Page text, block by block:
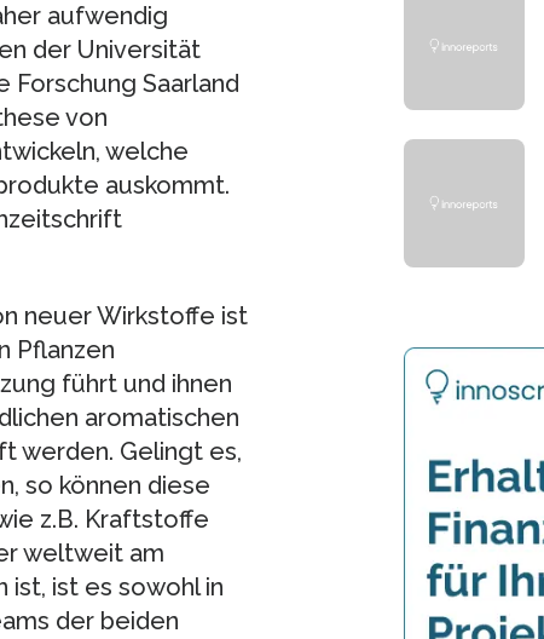
aufwendig
der Universität
Saarland
von
welche
auskommt.
neuer Wirkstoffe ist
Pflanzen
führt und ihnen
aromatischen
werden. Gelingt es,
so können diese
z.B. Kraftstoffe
weltweit am
ist, ist es sowohl in
der beiden